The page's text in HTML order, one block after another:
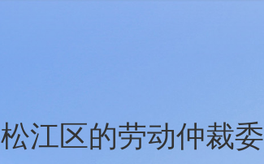
松江区的劳动仲裁